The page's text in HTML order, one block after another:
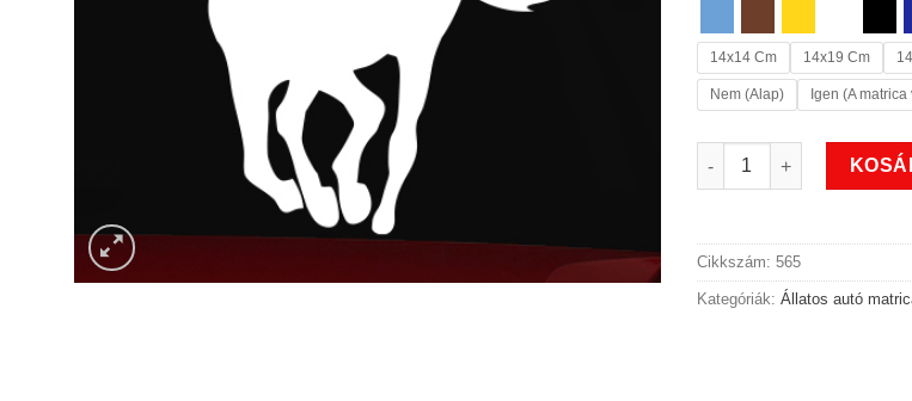
14x14 Cm 14x19 Cm
Nem (Alap) Igen (A
Állatos vágta lovas autó
Cikkszám: 565
Kategóriák: Állatos autó